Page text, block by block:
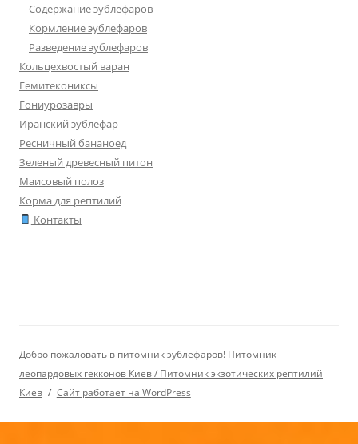
Содержание эублефаров
Кормление эублефаров
Разведение эублефаров
Кольцехвостый варан
Гемитекониксы
Гониурозавры
Иранский эублефар
Ресничный бананоед
Зеленый древесный питон
Маисовый полоз
Корма для рептилий
Контакты
Добро пожаловать в питомник эублефаров! Питомник
леопардовых гекконов Киев / Питомник экзотических рептилий
Киев
Сайт работает на WordPress